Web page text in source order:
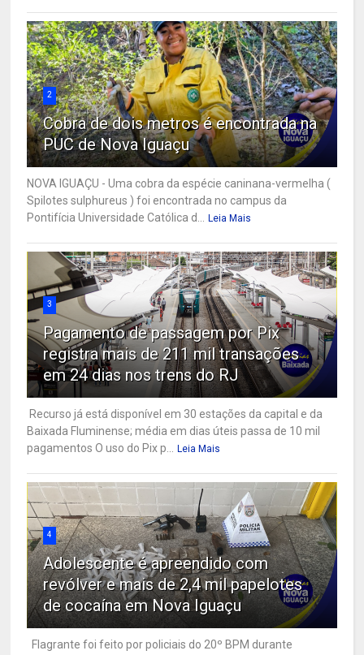
2
Cobra de dois metros é encontrada na
PUC de Nova Iguaçu
NOVA IGUAÇU - Uma cobra da espécie caninana-vermelha (
Spilotes sulphureus ) foi encontrada no campus da
Pontifícia Universidade Católica d...
Leia Mais
3
Pagamento de passagem por Pix
registra mais de 211 mil transações
em 24 dias nos trens do RJ
Recurso já está disponível em 30 estações da capital e da
Baixada Fluminense; média em dias úteis passa de 10 mil
pagamentos O uso do Pix p...
Leia Mais
4
Adolescente é apreendido com
revólver e mais de 2,4 mil papelotes
de cocaína em Nova Iguaçu
Flagrante foi feito por policiais do 20º BPM durante